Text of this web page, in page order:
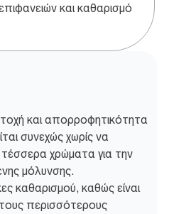
και καθαρισμό
και απορροφητικότητα
συνεχώς χωρίς να
τέσσερα χρώματα για την
μόλυνσης.
καθαρισμού, καθώς είναι
περισσότερους